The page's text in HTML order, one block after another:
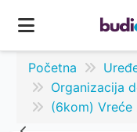
Početna
Organizacija
(6kom) Vreće